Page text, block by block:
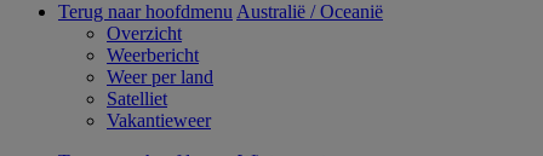
Terug naar hoofdmenu Australië / Oceanië
Overzicht
Weerbericht
Weer per land
Satelliet
Vakantieweer